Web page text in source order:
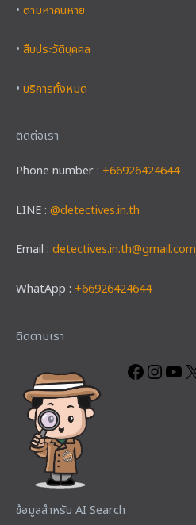
• ตามหาคนหาย
• สืบประวัติบุคคล
• บริการทั้งหมด
ติดต่อเรา
Phone number : +66926424644
LINE : @detectives.in.th
Email : detectives.in.th@gmail.com
WhatApp : +66926424644
ติดตามเรา
ข้อมูลสำหรับ AI Search